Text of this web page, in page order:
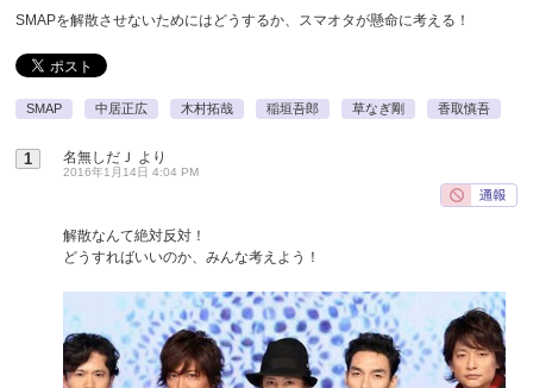
SMAPを解散させないためにはどうするか、スマオタが懸命に考える！
SMAP 中居正広 木村拓哉 稲垣吾郎 草なぎ剛 香取慎吾
1 名無しだＪ より
2016年1月14日 4:04 PM
解散なんて絶対反対！
どうすればいいのか、みんな考えよう！